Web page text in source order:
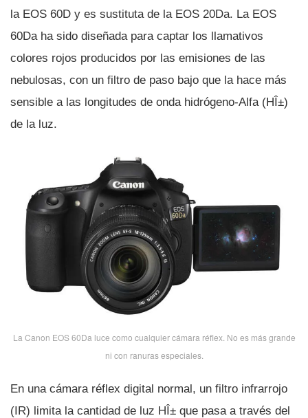
la EOS 60D y es sustituta de la EOS 20Da. La EOS
60Da ha sido diseñada para captar los llamativos
colores rojos producidos por las emisiones de las
nebulosas, con un filtro de paso bajo que la hace más
sensible a las longitudes de onda hidrógeno-Alfa (HÎ±)
de la luz.
La Canon EOS 60Da luce como cualquier cámara réflex. No es más grande
ni con ranuras especiales.
En una cámara réflex digital normal, un filtro infrarrojo
(IR) limita la cantidad de luz HÎ± que pasa a través del